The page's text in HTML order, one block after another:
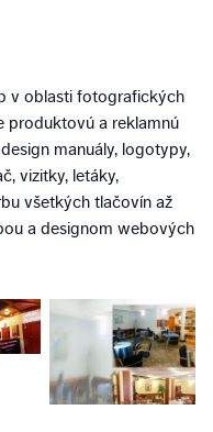
v oblasti fotografických
produktovú a reklamnú
manuály, logotypy,
vizitky, letáky,
všetkých tlačovín až
a designom webových